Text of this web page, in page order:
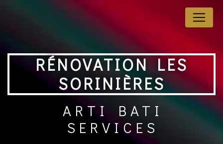
RÉNOVATION LES
SORINIÈRES
ARTI BATI
SERVICES